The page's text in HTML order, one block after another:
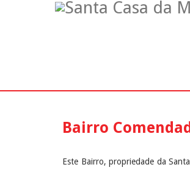
Bairro
Este Bairro, propriedade da